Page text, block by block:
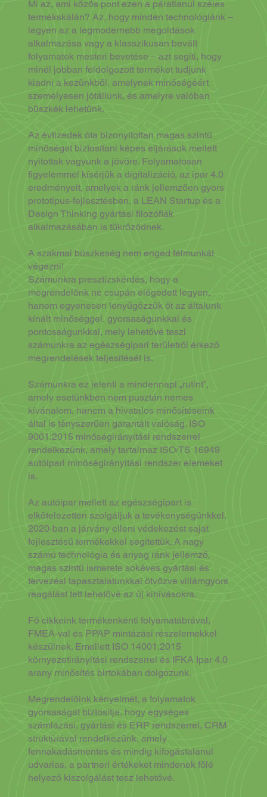
Mi az, ami közös pont ezen a páratlanul széles
termékskálán? Az, hogy minden technológiánk ‒
legyen az a legmodernebb megoldások
alkalmazása vagy a klasszikusan bevált
folyamatok mesteri bevetése ‒ azt segíti, hogy
minél jobban feldolgozott terméket tudjunk
kiadni a kezünkből, amelynek minőségéért
személyesen jótállunk, és amelyre valóban
büszkék lehetünk.
Az évtizedek óta bizonyítottan magas szintű
minőséget biztosítani képes eljárások mellett
nyitottak vagyunk a jövőre. Folyamatosan
figyelemmel kísérjük a digitalizáció, az ipar 4.0
eredményeit, amelyek a ránk jellemzően gyors
prototípus-fejlesztésben, a LEAN Startup és a
Design Thinking gyártási filozófiák
alkalmazásában is tükröződnek.
A szakmai büszkeség nem enged félmunkát
végezni!
Számunkra presztízskérdés, hogy a
megrendelőnk ne csupán elégedett legyen,
hanem egyenesen lenyűgözzük őt az általunk
kínált minőséggel, gyorsaságunkkal és
pontosságunkkal, mely lehetővé teszi
számunkra az egészségipari területről érkező
megrendelések teljesítését is.
Számunkra ez jelenti a mindennapi „rutint”,
amely esetünkben nem pusztán nemes
kívánalom, hanem a hivatalos minősítéseink
által is tényszerűen garantált valóság. ISO
9001:2015 minőségirányítási rendszerrel
rendelkezünk, amely tartalmaz ISO/TS 16949
autóipari minőségirányítási rendszer elemeket
is.
Az autóipar mellett az egészségipart is
elkötelezetten szolgáljuk a tevékenységünkkel.
2020-ban a járvány elleni védekezést saját
fejlesztésű termékekkel segítettük. A nagy
számú technológia és anyag ránk jellemző,
magas szintű ismerete sokéves gyártási és
tervezési tapasztalatunkkal ötvözve villámgyors
reagálást tett lehetővé az új kihívásokra.
Fő cikkeink termékenkénti folyamatábrával,
FMEA-val és PPAP mintázási részelemekkel
készülnek. Emellett ISO 14001:2015
környezetirányítási rendszerrel és IFKA Ipar 4.0
arany minősítés birtokában dolgozunk.
Megrendelőink kényelmét, a folyamatok
gyorsaságát biztosítja, hogy egységes
számlázási, gyártási és ERP rendszerrel, CRM
struktúrával rendelkezünk, amely
fennakadásmentes és mindig kifogástalanul
udvarias, a partneri értékeket mindenek fölé
helyező kiszolgálást tesz lehetővé.